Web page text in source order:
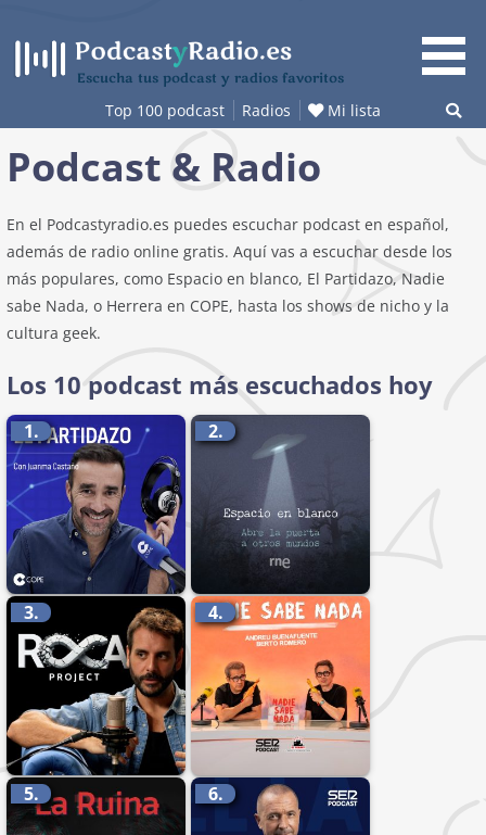
contenido
Escucha tus podcast y radios favoritos
Top 100 podcast Radios Mi lista
Podcast & Radio
En el Podcastyradio.es puedes escuchar podcast en español,
además de radio online gratis. Aquí vas a escuchar desde los
más populares, como Espacio en blanco, El Partidazo, Nadie
sabe Nada, o Herrera en COPE, hasta los shows de nicho y la
cultura geek.
Los 10 podcast más escuchados hoy
1. 2.
3. 4.
5. 6.